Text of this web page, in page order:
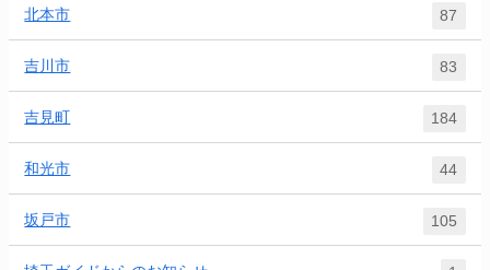
北本市 87
吉川市 83
吉見町 184
和光市 44
坂戸市 105